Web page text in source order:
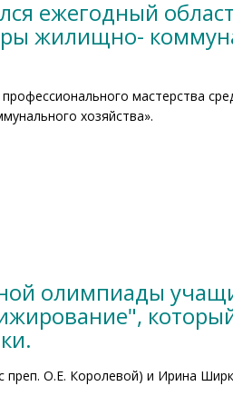
ежегодный
жилищно-
мастерства
хозяйства».
олимпиады
О.Е. Королевой) и Ирина